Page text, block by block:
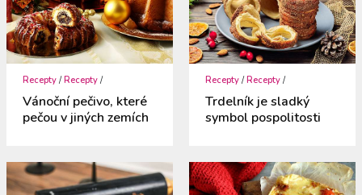
Recepty / Recepty /
Vánoční pečivo, které
pečou v jiných zemích
Recepty / Recepty /
Trdelník je sladký
symbol pospolitosti